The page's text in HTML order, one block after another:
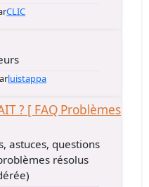
CLIC
luistappa
? [ FAQ Problèmes
astuces, questions
résolus